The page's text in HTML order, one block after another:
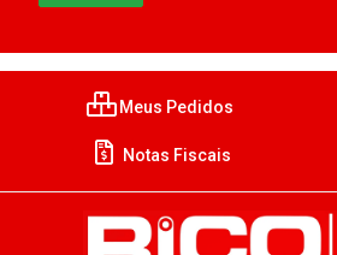
Meus Pedidos
Notas Fiscais